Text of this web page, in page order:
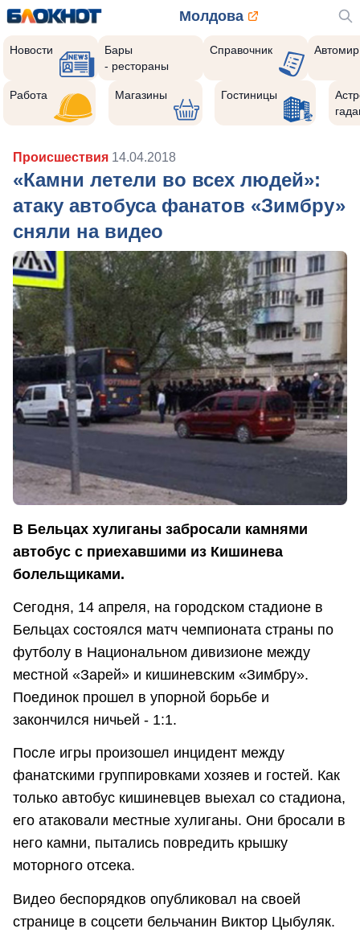
Молдова
Новости
Бары
- рестораны
Справочник Автомир
Работа Магазины Гостиницы
Происшествия 14.04.2018
«Камни летели во всех людей»:
атаку автобуса фанатов «Зимбру»
сняли на видео
В Бельцах хулиганы забросали камнями
автобус с приехавшими из Кишинева
болельщиками.
Сегодня, 14 апреля, на городском стадионе в
Бельцах состоялся матч чемпионата страны по
футболу в Национальном дивизионе между
местной «Зарей» и кишиневским «Зимбру».
Поединок прошел в упорной борьбе и
закончился ничьей - 1:1.
После игры произошел инцидент между
фанатскими группировками хозяев и гостей. Как
только автобус кишиневцев выехал со стадиона,
его атаковали местные хулиганы. Они бросали в
него камни, пытались повредить крышку
моторного отсека.
Видео беспорядков опубликовал на своей
странице в соцсети бельчанин Виктор Цыбуляк.